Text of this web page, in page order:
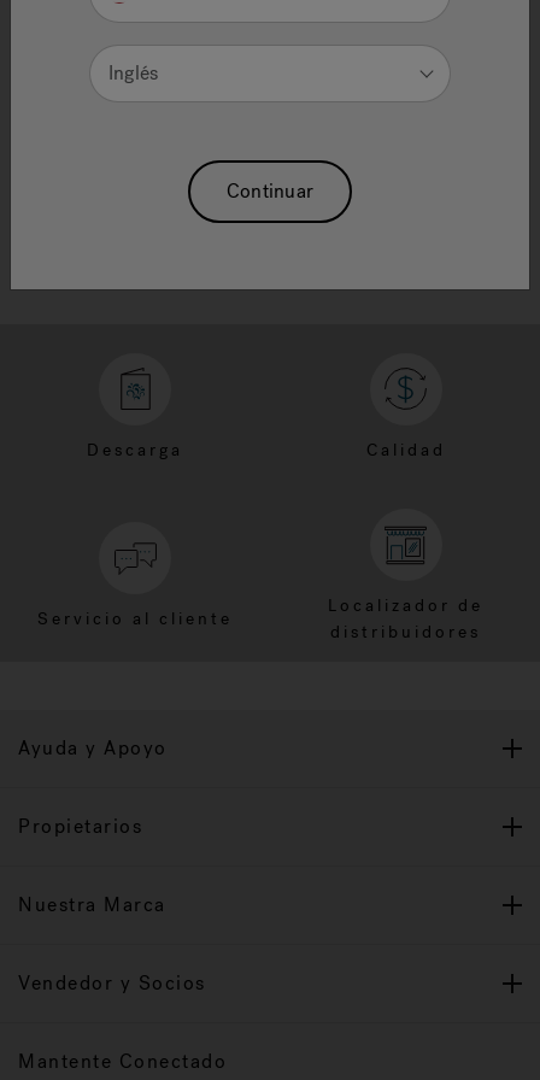
IMPORTANT FAX NUMBERS
Consumer Fax: (866) 588-0922
Order Entry Fax: (866) 426-0983
Chino Direct: 909-247-2551
Chino Direct: 909-247-2550
Chino Direct: 909-247-2551
Descarga Calidad
Servicio al cliente
Localizador de
distribuidores
Ayuda y Apoyo
Propietarios
Nuestra Marca
Vendedor y Socios
Mantente Conectado
Inglés
Continuar